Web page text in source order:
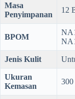
Masa
Penyimpanan
12
BPOM
Jenis Kulit
Ukuran
Kemasan
300